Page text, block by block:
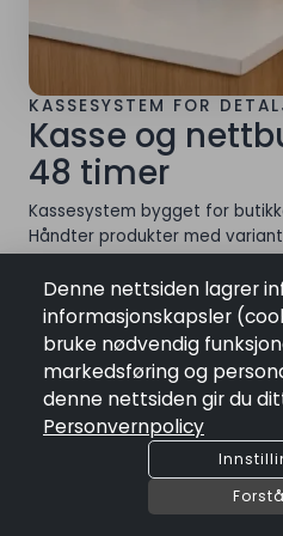
KASSESYSTEM FOR
Kasse og
48 timer
Kassesystem bygget for
Håndter produkter med
nettbutikk i sanntid, og styr
kundeklubb fra samme
innkjøp til utsalg – uten å
check_circleÉn registrering gir 30
check_circleSanntids lagersyn mellom
check_circleKlarna delbetaling øker
Denne nettsiden lagrer
informasjonskapsler
bruke nødvendig
markedsføring og
denne nettsiden gir du
Personvernpolicy